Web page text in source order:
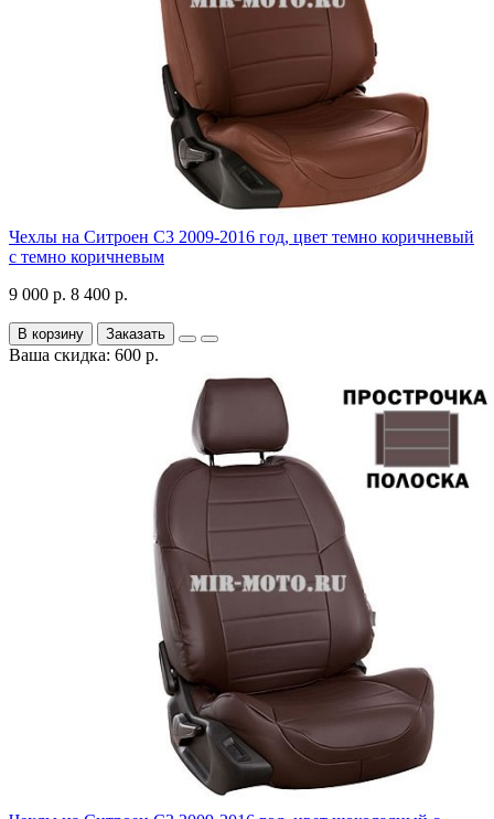
Чехлы на Ситроен С3 2009-2016 год, цвет темно коричневый
с темно коричневым
9 000 р. 8 400 р.
В корзину Заказать
Ваша скидка: 600 р.